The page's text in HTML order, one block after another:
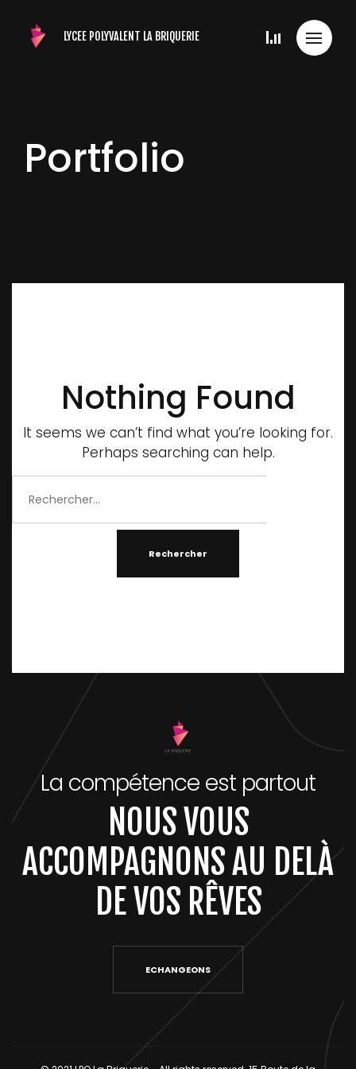
LYCEE POLYVALENT LA BRIQUERIE
Portfolio
Nothing Found
It seems we can’t find what you’re looking for.
Perhaps searching can help.
La compétence est partout
NOUS VOUS
ACCOMPAGNONS AU DELÀ
DE VOS RÊVES
ECHANGEONS